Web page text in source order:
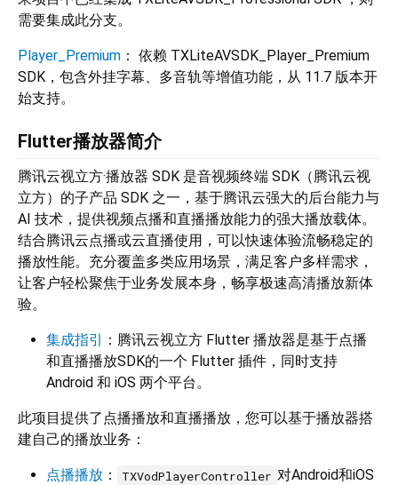
需要集成此分支。
Player_Premium ： 依赖 TXLiteAVSDK_Player_Premium
SDK，包含外挂字幕、多音轨等增值功能，从 11.7 版本开
始支持。
Flutter播放器简介
腾讯云视立方·播放器 SDK 是音视频终端 SDK（腾讯云视
立方）的子产品 SDK 之一，基于腾讯云强大的后台能力与
AI 技术，提供视频点播和直播播放能力的强大播放载体。
结合腾讯云点播或云直播使用，可以快速体验流畅稳定的
播放性能。充分覆盖多类应用场景，满足客户多样需求，
让客户轻松聚焦于业务发展本身，畅享极速高清播放新体
验。
集成指引
：腾讯云视立方 Flutter 播放器是基于点播
和直播播放SDK的一个 Flutter 插件，同时支持
Android 和 iOS 两个平台。
此项目提供了点播播放和直播播放，您可以基于播放器搭
建自己的播放业务：
点播播放 ： TXVodPlayerController 对Android和iOS